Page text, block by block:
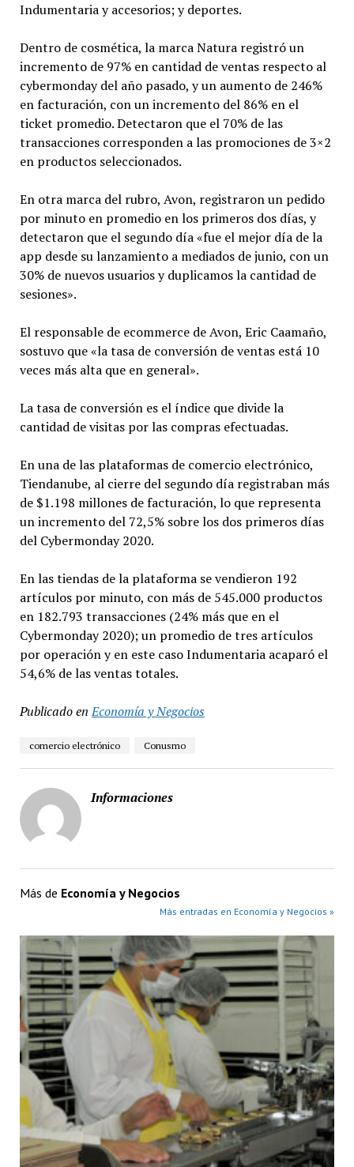
Indumentaria y accesorios; y deportes.
Dentro de cosmética, la marca Natura registró un
incremento de 97% en cantidad de ventas respecto al
cybermonday del año pasado, y un aumento de 246%
en facturación, con un incremento del 86% en el
ticket promedio. Detectaron que el 70% de las
transacciones corresponden a las promociones de 3×2
en productos seleccionados.
En otra marca del rubro, Avon, registraron un pedido
por minuto en promedio en los primeros dos días, y
detectaron que el segundo día «fue el mejor día de la
app desde su lanzamiento a mediados de junio, con un
30% de nuevos usuarios y duplicamos la cantidad de
sesiones».
El responsable de ecommerce de Avon, Eric Caamaño,
sostuvo que «la tasa de conversión de ventas está 10
veces más alta que en general».
La tasa de conversión es el índice que divide la
cantidad de visitas por las compras efectuadas.
En una de las plataformas de comercio electrónico,
Tiendanube, al cierre del segundo día registraban más
de $1.198 millones de facturación, lo que representa
un incremento del 72,5% sobre los dos primeros días
del Cybermonday 2020.
En las tiendas de la plataforma se vendieron 192
artículos por minuto, con más de 545.000 productos
en 182.793 transacciones (24% más que en el
Cybermonday 2020); un promedio de tres artículos
por operación y en este caso Indumentaria acaparó el
54,6% de las ventas totales.
Publicado en Economía y Negocios
comercio electrónico Conusmo
Informaciones
Más de Economía y Negocios
Más entradas en Economía y Negocios »